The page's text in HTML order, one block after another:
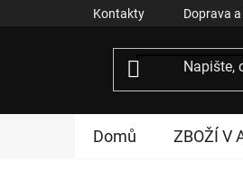
Kontakty Doprava
Domů ZBOŽÍ V